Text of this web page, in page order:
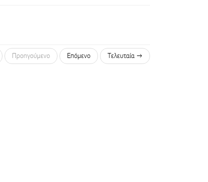
Προηγούμενο Επόμενο Τελευταία →